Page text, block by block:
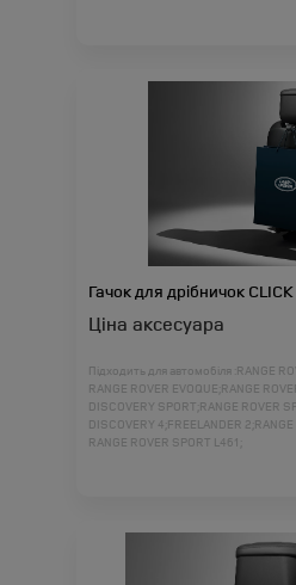
Гачок для дрібничок
Ціна аксесуара
Підходить для автомобіля : RANGE
RANGE ROVER EVOQUE; RANGE
DISCOVERY SPORT; RANGE ROVER
DISCOVERY 4; FREELANDER 2;
RANGE ROVER SPORT L461;